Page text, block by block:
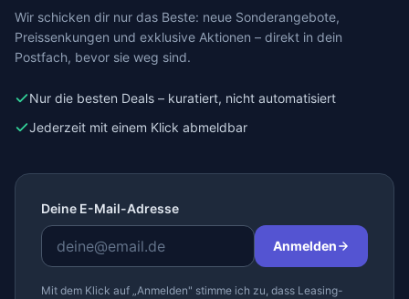
Wir schicken dir nur das Beste: neue Sonderangebote,
Preissenkungen und exklusive Aktionen – direkt in dein
Postfach, bevor sie weg sind.
Nur die besten Deals – kuratiert, nicht automatisiert
Jederzeit mit einem Klick abmeldbar
Deine E-Mail-Adresse
Anmelden
Mit dem Klick auf „Anmelden" stimme ich zu, dass Leasing-